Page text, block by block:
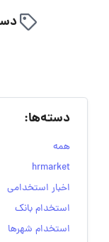
دسته‌ها:
همه
hrmarket
اخبار استخدامی
استخدام بانک
استخدام شهرها